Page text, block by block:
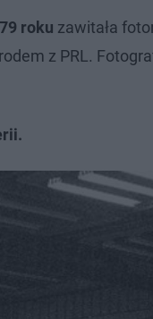
roku zawitała
z PRL.